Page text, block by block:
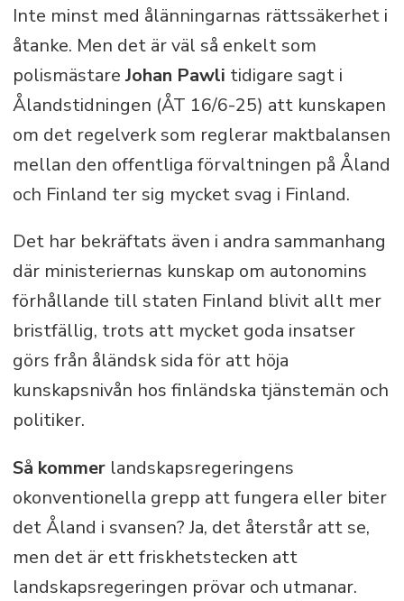
Inte minst med ålänningarnas rättssäkerhet i
åtanke. Men det är väl så enkelt som
polismästareJohan Pawli tidigare sagt i
Ålandstidningen (ÅT 16/6-25) att kunskapen
om det regelverk som reglerar maktbalansen
mellan den offentliga förvaltningen på Åland
och Finland ter sig mycket svag i Finland.
Det har bekräftats även i andra sammanhang
där ministeriernas kunskap om autonomins
förhållande till staten Finland blivit allt mer
bristfällig, trots att mycket goda insatser
görs från åländsk sida för att höja
kunskapsnivån hos finländska tjänstemän och
politiker.
Så kommerlandskapsregeringens
okonventionella grepp att fungera eller biter
det Åland i svansen? Ja, det återstår att se,
men det är ett friskhetstecken att
landskapsregeringen prövar och utmanar.